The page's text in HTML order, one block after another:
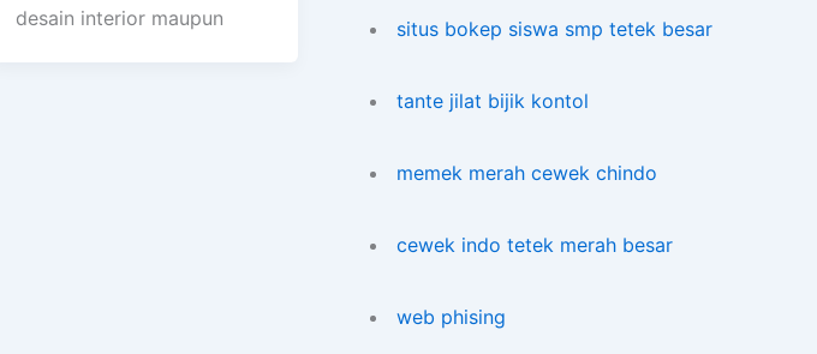
desain interior maupun
situs bokep siswa smp tetek besar
tante jilat bijik kontol
memek merah cewek chindo
cewek indo tetek merah besar
web phising